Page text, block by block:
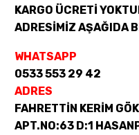
KARGO ÜCRETİ
ADRESİMİZ AŞAĞIDA
WHATSAPP
0533 553 29 42
ADRES
FAHRETTİN KERİM
APT.NO:63 D:1